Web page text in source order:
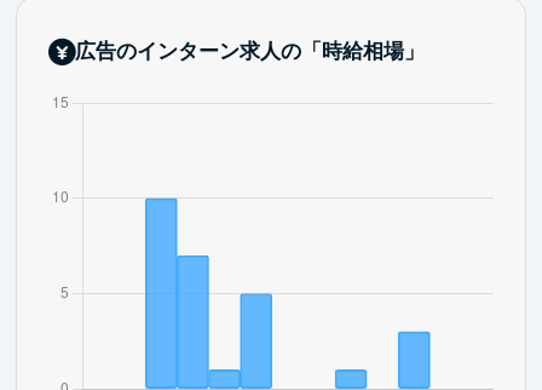
広告のインターン求人の「時給相場」